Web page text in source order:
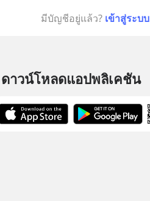
มีบัญชีอยู่แล้ว? เข้าสู่ระบบ
ดาวน์โหลดแอปพลิเคชัน